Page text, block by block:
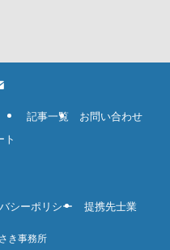
ト
記事一覧 お問い合わせ
シーポリシー 提携先士業
き事務所